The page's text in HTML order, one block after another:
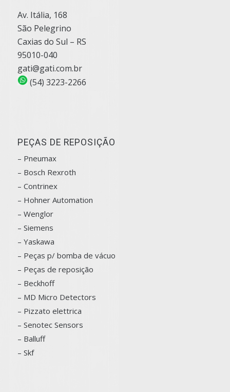
Av. Itália, 168
São Pelegrino
Caxias do Sul – RS
95010-040
gati@gati.com.br
(54) 3223-2266
PEÇAS DE REPOSIÇÃO
– Pneumax
– Bosch Rexroth
– Contrinex
– Hohner Automation
– Wenglor
– Siemens
– Yaskawa
– Peças p/ bomba de vácuo
– Peças de reposição
– Beckhoff
– MD Micro Detectors
– Pizzato elettrica
– Senotec Sensors
– Balluff
– Skf